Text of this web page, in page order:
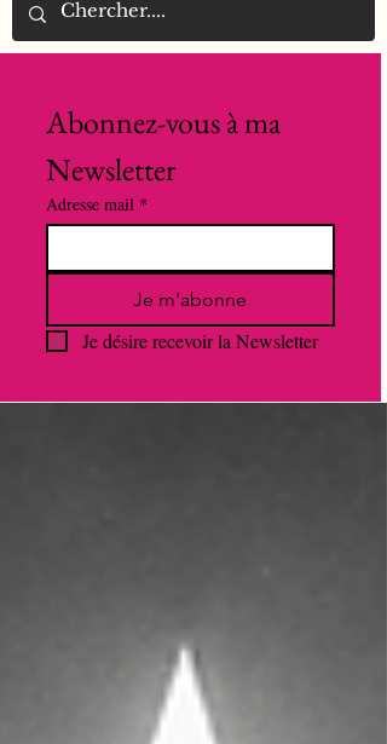
Abonnez-vous à ma
Newsletter
Adresse mail *
Je m'abonne
Je désire recevoir la Newsletter